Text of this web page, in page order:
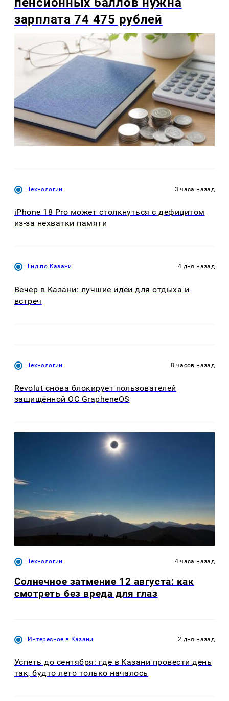
зарплата 74 475 рублей
Технологии 3 часа назад
iPhone 18 Pro может столкнуться с дефицитом
из-за нехватки памяти
Гид по Казани 4 дня назад
Вечер в Казани: лучшие идеи для отдыха и
встреч
Технологии 8 часов назад
Revolut снова блокирует пользователей
защищённой ОС GrapheneOS
Технологии 4 часа назад
Солнечное затмение 12 августа: как
смотреть без вреда для глаз
Интересное в Казани 2 дня назад
Успеть до сентября: где в Казани провести день
так, будто лето только началось